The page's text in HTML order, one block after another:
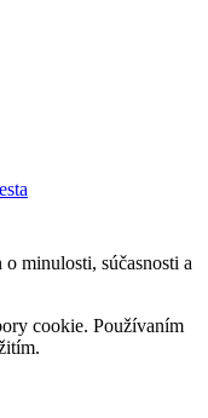
minulosti, súčasnosti a
cookie. Používaním